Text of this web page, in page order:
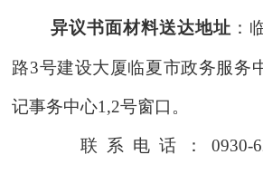
异议书面材料送达地址 ：
路3号建设大厦临夏市政务服务
记事务中心1,2号窗口。
联系电话： 0930-